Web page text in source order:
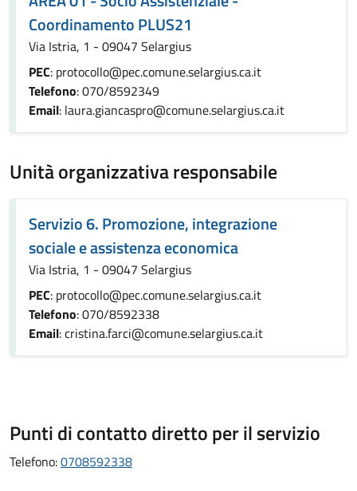
Coordinamento PLUS21
Via Istria, 1 - 09047 Selargius
PEC: protocollo@pec.comune.selargius.ca.it
Telefono: 070/8592349
Email: laura.giancaspro@comune.selargius.ca.it
Unità organizzativa responsabile
Servizio 6. Promozione, integrazione
sociale e assistenza economica
Via Istria, 1 - 09047 Selargius
PEC: protocollo@pec.comune.selargius.ca.it
Telefono: 070/8592338
Email: cristina.farci@comune.selargius.ca.it
Punti di contatto diretto per il servizio
Telefono:0708592338